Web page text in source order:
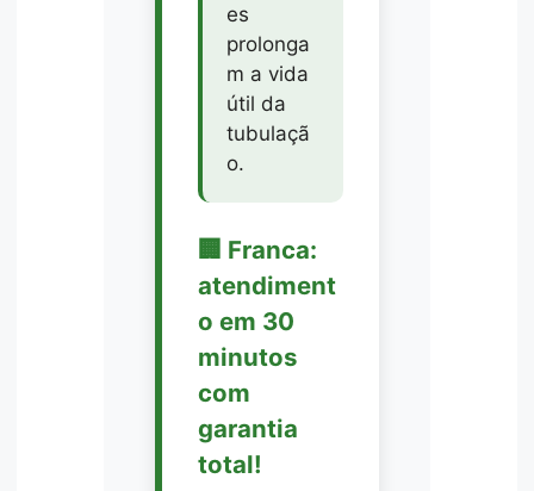
es
prolonga
m a vida
útil da
tubulaçã
o.
🏢 Franca:
atendiment
o em 30
minutos
com
garantia
total!